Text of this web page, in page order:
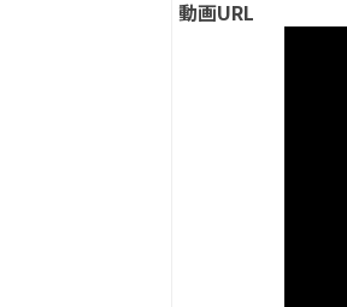
動画URL